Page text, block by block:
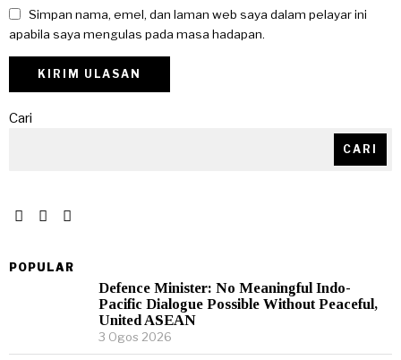
Simpan nama, emel, dan laman web saya dalam pelayar ini
apabila saya mengulas pada masa hadapan.
Cari
CARI
POPULAR
Defence Minister: No Meaningful Indo-
Pacific Dialogue Possible Without Peaceful,
United ASEAN
3 Ogos 2026